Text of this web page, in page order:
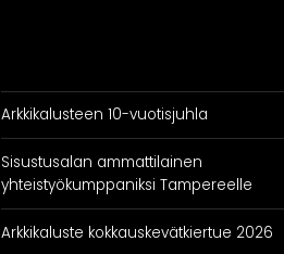
RATKAISUT
Keittiöt
Kylpyhuoneet
Eteiset
Kodinhoitohuoneet
Makuuhuoneet
Arkkikalusteen 10-vuotisjuhla
Sisustusalan ammattilainen
yhteistyökumppaniksi Tampereelle
Arkkikaluste kokkauskevätkiertue 2026